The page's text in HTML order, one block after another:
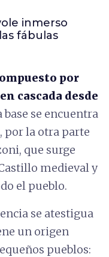
inmerso
fábulas
por
cascada desde
base se encuentra
por la otra parte
que surge
medieval y
el pueblo.
se atestigua
un origen
pueblos: